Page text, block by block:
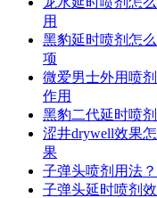
用
黑豹延时喷剂怎
项
微爱男士外用喷
作用
黑豹二代延时喷
涩井drywell效果
果
子弹头喷剂用法
子弹头延时喷剂